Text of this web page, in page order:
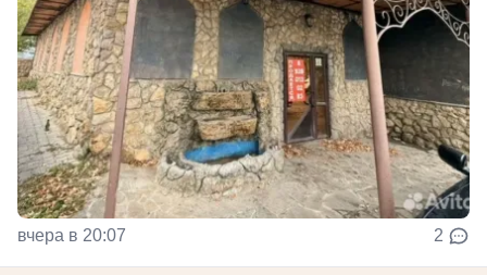
вчера в 20:07 2